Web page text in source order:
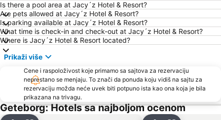
Is there a pool area at Jacy´z Hotel & Resort?
Are pets allowed at Jacy´z Hotel & Resort?
Is parking available at Jacy´z Hotel & Resort?
What time is check-in and check-out at Jacy´z Hotel & Resort?
Where is Jacy´z Hotel & Resort located?
Prikaži više
Cene i raspoloživost koje primamo sa sajtova za rezervaciju
neprestano se menjaju. To znači da ponuda koju vidiš na sajtu za
rezervaciju možda neće uvek biti potpuno ista kao ona koja je bila
prikazana na trivagu.
Geteborg: Hotels sa najboljom ocenom